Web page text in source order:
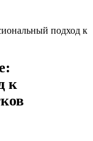
подход к
к